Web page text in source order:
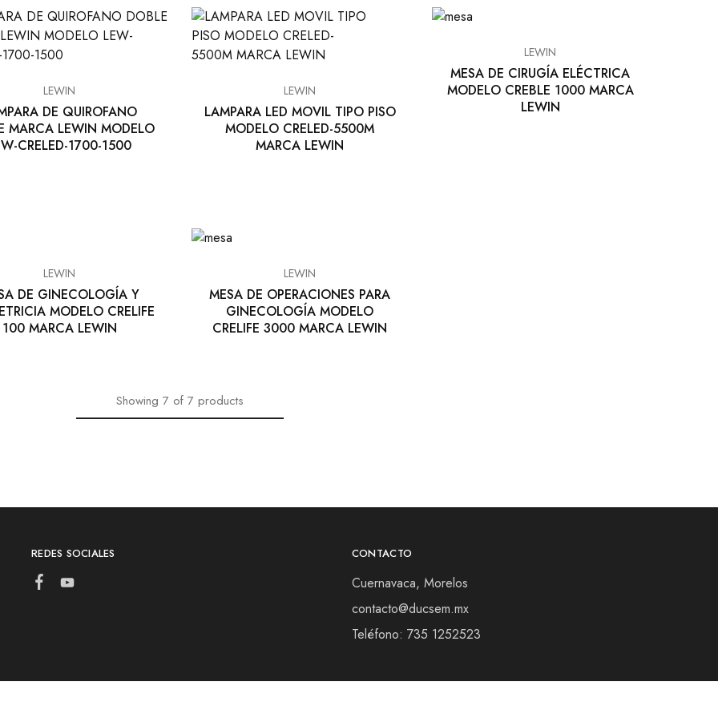
LEWIN
DE QUIROFANO
MARCA LEWIN MODELO
CRELED-1700-1500
LEWIN
LAMPARA LED MOVIL TIPO PISO
MODELO CRELED-5500M
MARCA LEWIN
LEWIN
MESA DE CIRUGÍA ELÉCTRICA
MODELO CREBLE 1000 MARCA
LEWIN
LEWIN
DE GINECOLOGÍA Y
MODELO CRELIFE
100 MARCA LEWIN
LEWIN
MESA DE OPERACIONES PARA
GINECOLOGÍA MODELO
CRELIFE 3000 MARCA LEWIN
Showing 7 of 7 products
REDES SOCIALES CONTACTO
Cuernavaca, Morelos
contacto@ducsem.mx
Teléfono: 735 1252523